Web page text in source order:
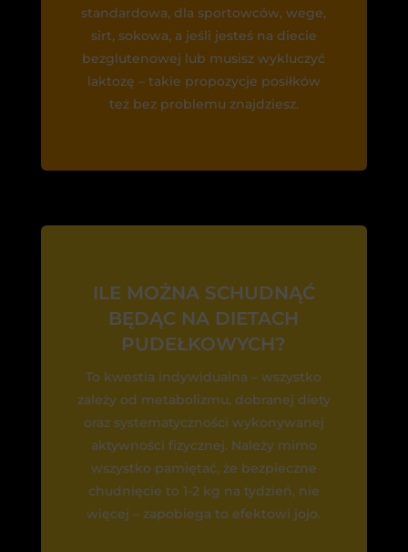
standardowa, dla sportowców, wege,
sirt, sokowa, a jeśli jesteś na diecie
bezglutenowej lub musisz wykluczyć
laktozę – takie propozycje posiłków
też bez problemu znajdziesz.
ILE MOŻNA SCHUDNĄĆ
BĘDĄC NA DIETACH
PUDEŁKOWYCH?
To kwestia indywidualna – wszystko
zależy od metabolizmu, dobranej diety
oraz systematyczności wykonywanej
aktywności fizycznej. Należy mimo
wszystko pamiętać, że bezpieczne
chudnięcie to 1-2 kg na tydzień, nie
więcej – zapobiega to efektowi jojo.